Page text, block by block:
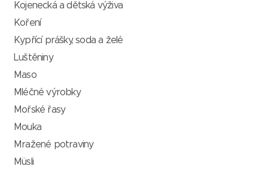
Kojenecká a dětská výživa
Koření
Kypřící prášky, soda a želé
Luštěniny
Maso
Mléčné výrobky
Mořské řasy
Mouka
Mražené potraviny
Müsli